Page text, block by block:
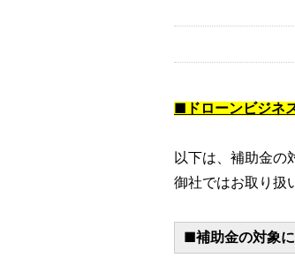
■ドローンビジネ
以下は、補助金の
御社ではお取り扱
■補助金の対象に